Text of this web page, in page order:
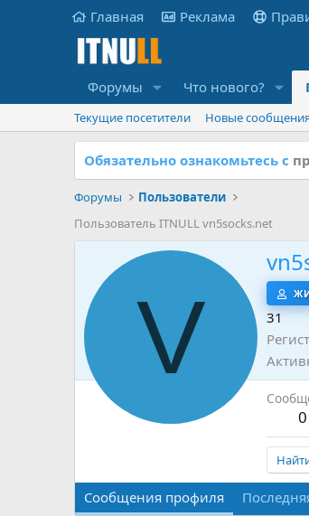
Главная Реклама
Форумы Что нового?
Текущие посетители Новые
Обязательно ознакомьтесь с
Форумы
Пользователи
Пользователь ITNULL vn5socks.net
V
31
0
Сообщения профиля